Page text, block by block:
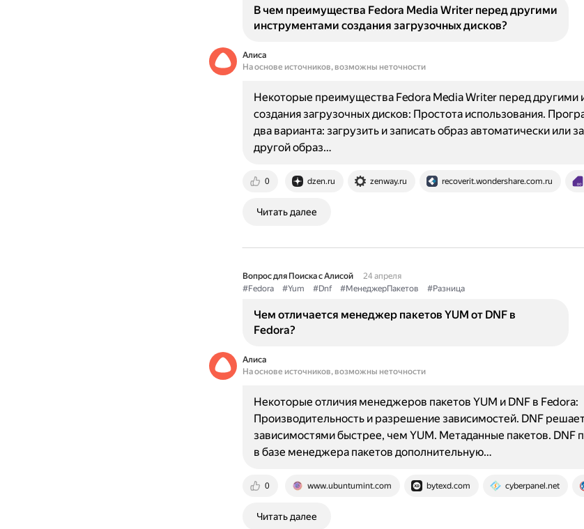
В чем преимущества Fedora Media Writer перед другими
инструментами создания загрузочных дисков?
Алиса
На основе источников, возможны неточности
0 dzen.ru zenway.ru recoverit.wondershare.com.ru
Некоторые преимущества Fedora Media Writer перед другими
создания загрузочных дисков: Простота использования.
два варианта: загрузить и записать образ автоматически или
другой образ…
Читать далее
Вопрос для Поиска с Алисой
24 апреля
#Fedora
#Yum #Dnf #МенеджерПакетов #Разница
Чем отличается менеджер пакетов YUM от DNF в
Fedora?
Алиса
На основе источников, возможны неточности
0 www.ubuntumint.com bytexd.com cyberpanel.net
Некоторые отличия менеджеров пакетов YUM и DNF в Fedora:
Производительность и разрешение зависимостей. DNF
зависимостями быстрее, чем YUM. Метаданные пакетов. DNF
в базе менеджера пакетов дополнительную…
Читать далее